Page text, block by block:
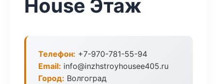
House Этаж
Телефон: +7-970-781-55-94
Email: info@inzhstroyhousee405.ru
Город: Волгоград